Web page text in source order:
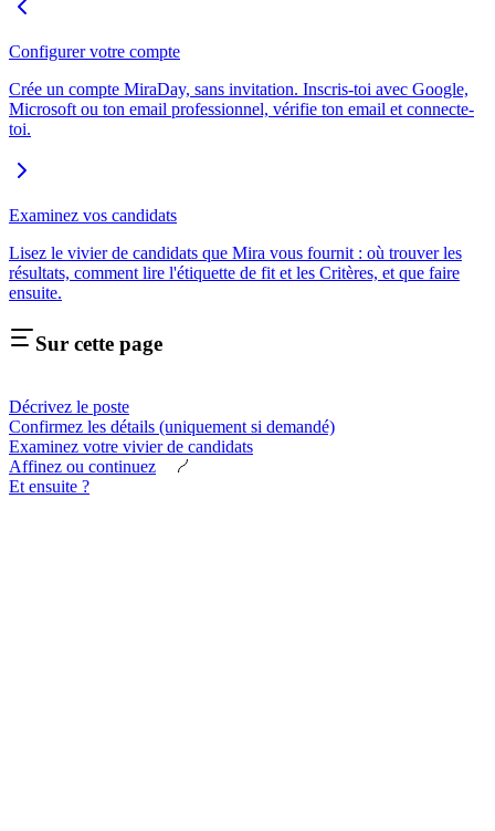
Configurer votre compte
Crée un compte MiraDay, sans invitation. Inscris-toi avec Google,
Microsoft ou ton email professionnel, vérifie ton email et connecte-
toi.
Examinez vos candidats
Lisez le vivier de candidats que Mira vous fournit : où trouver les
résultats, comment lire l'étiquette de fit et les Critères, et que faire
ensuite.
Sur cette page
Décrivez le poste
Confirmez les détails (uniquement si demandé)
Examinez votre vivier de candidats
Affinez ou continuez
Et ensuite ?